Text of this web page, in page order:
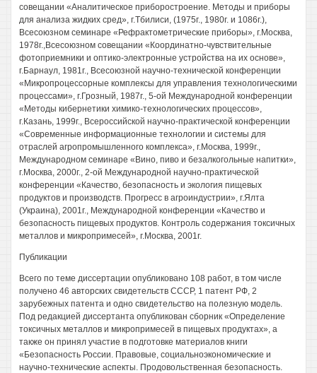
совещании «Аналитическое приборостроение. Методы и приборы
для анализа жидких сред», г.Тбилиси, (1975г., 1980г. и 1086г.),
Всесоюзном семинаре «Рефрактометрические приборы», г.Москва,
1978г.,Всесоюзном совещании «Координатно-чувствительные
фотоприемники и оптико-электронные устройства на их основе»,
г.Барнаул, 1981г., Всесоюзной научно-технической конференции
«Микропроцессорные комплексы для управления технологическими
процессами», г.Грозный, 1987г., 5-ой Международной конференции
«Методы кибернетики химико-технологических процессов»,
г.Казань, 1999г., Всероссийской научно-практической конференции
«Современные информационные технологии и системы для
отраслей агропромышленного комплекса», г.Москва, 1999г.,
Международном семинаре «Вино, пиво и безалкогольные напитки»,
г.Москва, 2000г., 2-ой Международной научно-практической
конференции «Качество, безопасность и экология пищевых
продуктов и производств. Прогресс в агроиндустрии», г.Ялта
(Украина), 2001г., Международной конференции «Качество и
безопасность пищевых продуктов. Контроль содержания токсичных
металлов и микропримесей», г.Москва, 2001г.
Публикации
Всего по теме диссертации опубликовано 108 работ, в том числе
получено 46 авторских свидетельств СССР, 1 патент РФ, 2
зарубежных патента и одно свидетельство на полезную модель.
Под редакцией диссертанта опубликован сборник «Определение
токсичных металлов и микропримесей в пищевых продуктах», а
также он принял участие в подготовке материалов книги
«Безопасность России. Правовые, социальноэкономические и
научно-технические аспекты. Продовольственная безопасность.